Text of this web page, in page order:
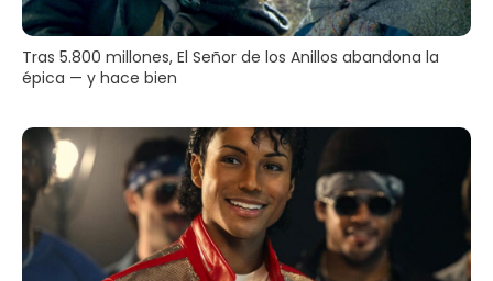
Tras 5.800 millones, El Señor de los Anillos abandona la
épica — y hace bien